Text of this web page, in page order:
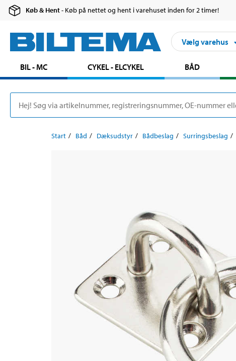
Køb & Hent- Køb på nettet og hent i varehuset inden for 2 timer!
Vælg varehus
BIL - MC CYKEL - ELCYKEL BÅD
Start Båd Dæksudstyr Bådbeslag Surringsbeslag